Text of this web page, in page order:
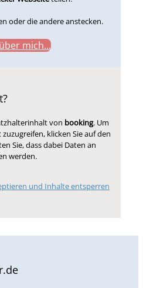
oder die andere anstecken.
mich...
von booking. Um
klicken Sie auf den
Sie, dass dabei Daten an
werden.
und Inhalte entsperren